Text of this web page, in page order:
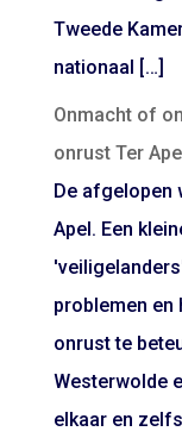
Tweede
nationaal […]
Onmacht of
onrust Ter
De afgelopen
Apel. Een
problemen en
onrust te
Westerwolde
elkaar en